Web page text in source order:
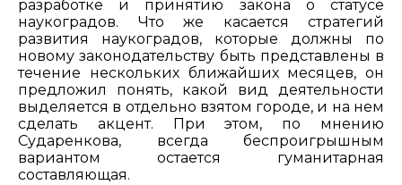
разработке и принятию закона о статусе
наукоградов. Что же касается стратегий
развития наукоградов, которые должны по
новому законодательству быть представлены в
течение нескольких ближайших месяцев, он
предложил понять, какой вид деятельности
выделяется в отдельно взятом городе, и на нем
сделать акцент. При этом, по мнению
Сударенкова, всегда беспроигрышным
вариантом остается гуманитарная
составляющая.